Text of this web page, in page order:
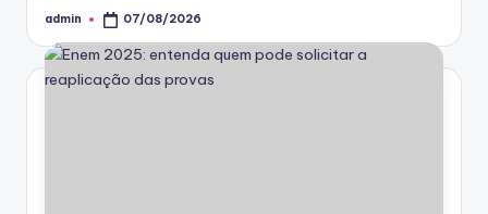
Posted
admin 07/08/2026